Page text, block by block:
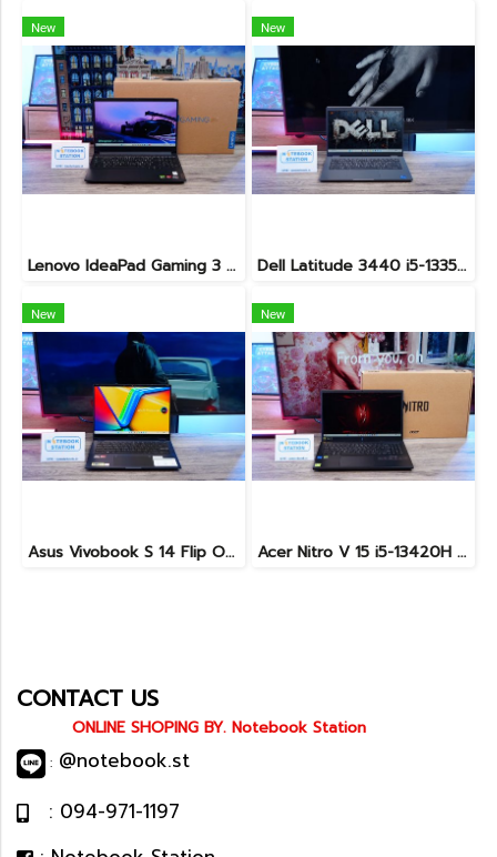
New
Lenovo IdeaPad Gaming 3 Ryzen5-5500H RAM16 RTX2050(4GB) 512GB M.2 จอ15.6 FHD 144Hz สเปคเกมมิ่ง คีย์บอร์ดไฟสีRGB เครื่องพร้อมใช้งาน ราคาเพียง 16,900.-
New
Dell Latitude 3440 i5-1335U Ram8 SSD512 จอ14นิ้ว สเปคดี คีย์บอร์ดไฟ เครื่องประมวลผลไวพร้อมใช้งาน เพียง 13,990.-
New
Asus Vivobook S 14 Flip OLED ทัชกรีนหมุนจอ360องศา Ryzen7-7730U Ram24 SSD512GB จอ14 2.8K OLED 90Hz จอภาพสวยคมชัดมาก ดีไซน์สวยทันสมัย ราคา 18,990.-
New
Acer Nitro V 15 i5-13420H Ram16 RTX2050(4GB) SSD512GB จอ15.6นิ้ว FHD 144Hz เกมมิ่งรุ่นใหม่ ดีไซน์ฝาหลังสุดเท่ มีประกันศูนย์2027 เครื่องพร้อมใช้งาน ราคาสุดคุ้มเพียง 17,990.-
CONTACT US
ONLINE SHOPING BY. Notebook Station
: @notebook.st
: 094-971-1197